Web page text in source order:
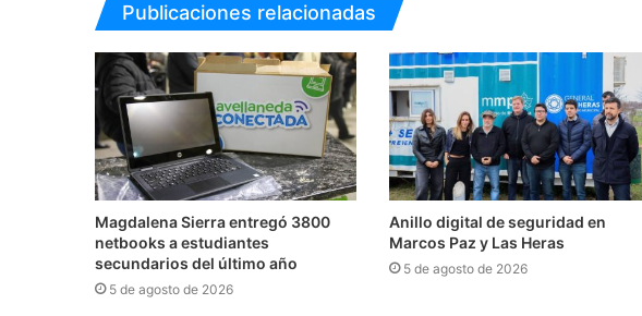
Publicaciones relacionadas
Magdalena Sierra entregó 3800
netbooks a estudiantes
secundarios del último año
5 de agosto de 2026
Anillo digital de seguridad en
Marcos Paz y Las Heras
5 de agosto de 2026